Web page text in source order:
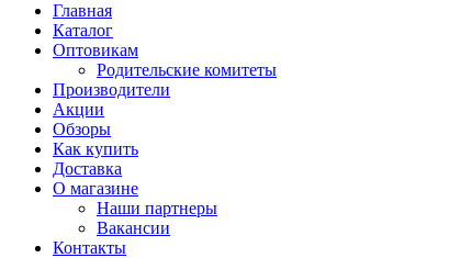
Главная
Каталог
Оптовикам
Родительские комитеты
Производители
Акции
Обзоры
Как купить
Доставка
О магазине
Наши партнеры
Вакансии
Контакты